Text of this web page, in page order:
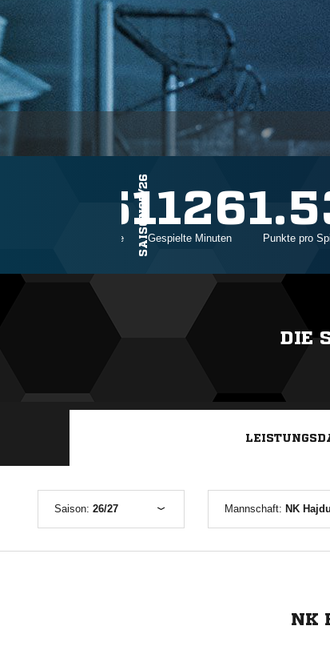
SAISON25/26
15
Einsätze
1126
Gespielte Minuten Punkte pro
DIE
Saison: 26/27 Mannschaft: NK
NK